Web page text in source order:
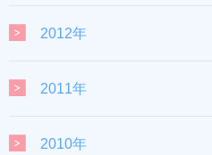
2012年
2011年
2010年